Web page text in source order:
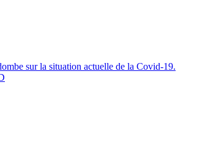
sur la situation actuelle de la Covid-19.